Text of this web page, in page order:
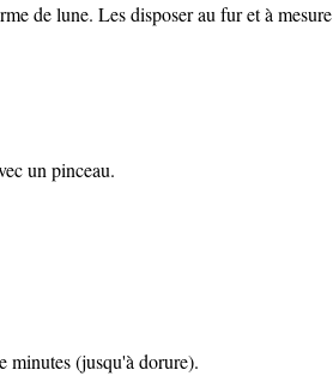
de lune. Les disposer au fur et à mesure
un pinceau.
minutes (jusqu'à dorure).